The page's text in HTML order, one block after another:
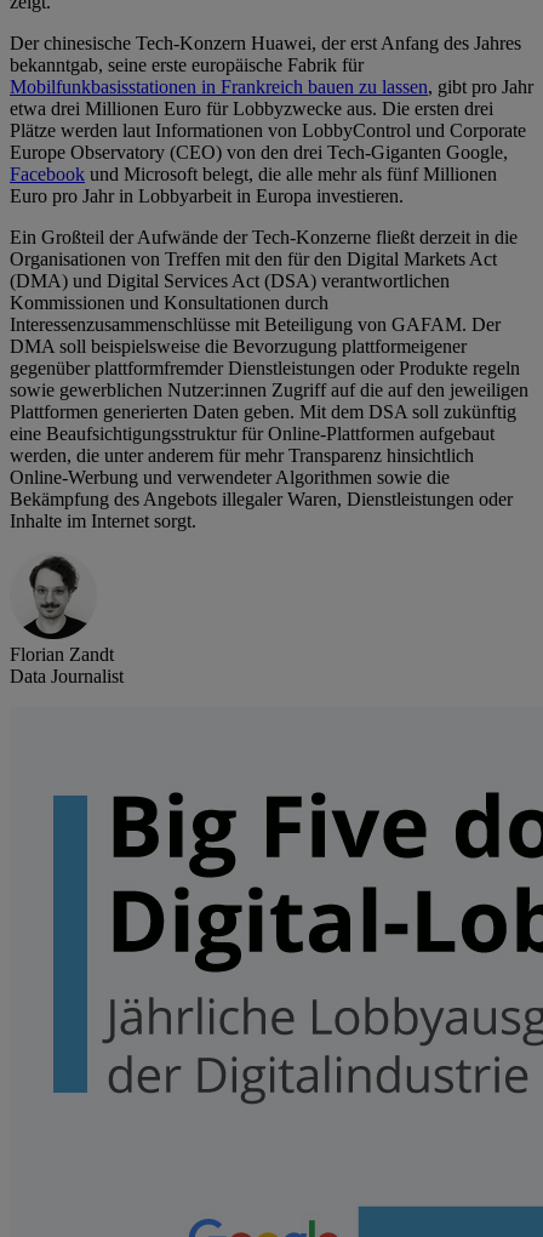
Der chinesische Tech-Konzern Huawei, der erst Anfang des Jahres
bekanntgab, seine erste europäische Fabrik für
Mobilfunkbasisstationen in Frankreich bauen zu lassen, gibt pro Jahr
etwa drei Millionen Euro für Lobbyzwecke aus. Die ersten drei
Plätze werden laut Informationen von LobbyControl und Corporate
Europe Observatory (CEO) von den drei Tech-Giganten Google,
Facebook und Microsoft belegt, die alle mehr als fünf Millionen
Euro pro Jahr in Lobbyarbeit in Europa investieren.
Ein Großteil der Aufwände der Tech-Konzerne fließt derzeit in die
Organisationen von Treffen mit den für den Digital Markets Act
(DMA) und Digital Services Act (DSA) verantwortlichen
Kommissionen und Konsultationen durch
Interessenzusammenschlüsse mit Beteiligung von GAFAM. Der
DMA soll beispielsweise die Bevorzugung plattformeigener
gegenüber plattformfremder Dienstleistungen oder Produkte regeln
sowie gewerblichen Nutzer:innen Zugriff auf die auf den jeweiligen
Plattformen generierten Daten geben. Mit dem DSA soll zukünftig
eine Beaufsichtigungsstruktur für Online-Plattformen aufgebaut
werden, die unter anderem für mehr Transparenz hinsichtlich
Online-Werbung und verwendeter Algorithmen sowie die
Bekämpfung des Angebots illegaler Waren, Dienstleistungen oder
Inhalte im Internet sorgt.
Florian Zandt
Data Journalist